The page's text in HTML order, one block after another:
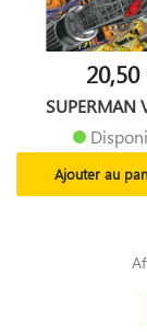
20,50
SUPERMAN
Ajouter au